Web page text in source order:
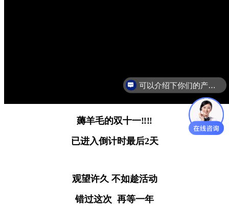
薅羊毛的双十一‼️‼️
已进入倒计时最后2天
观望许久 不如趁活动
错过这次 再等一年
可以介绍下你们的产品么